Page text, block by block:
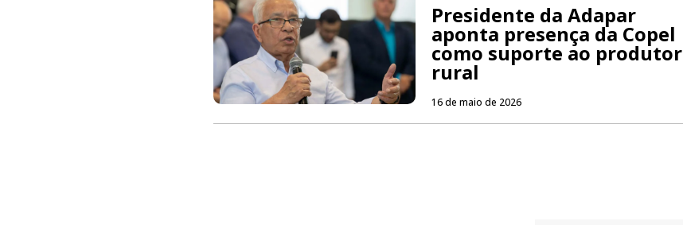
Presidente da Adapar
aponta presença da Copel
como suporte ao produtor
rural
16 de maio de 2026